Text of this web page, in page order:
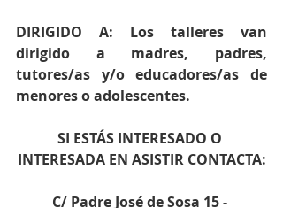
DIRIGIDO A: Los talleres van
dirigido a madres, padres,
tutores/as y/o educadores/as de
menores o adolescentes.
SI ESTÁS INTERESADO O
INTERESADA EN ASISTIR CONTACTA:
C/ Padre José de Sosa 15 -